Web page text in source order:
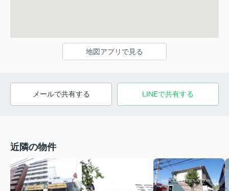
地図アプリで見る
メールで共有する LINEで共有する
近隣の物件